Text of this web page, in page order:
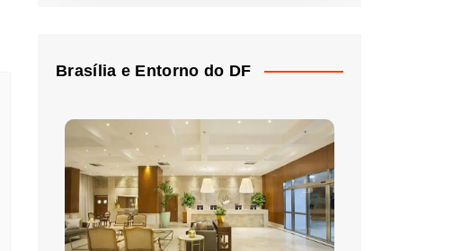
Brasília e Entorno do DF